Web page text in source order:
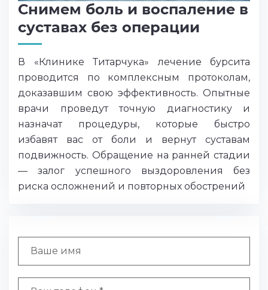
Снимем боль и воспаление в
суставах без операции
В «Клинике Титарчука» лечение бурсита
проводится по комплексным протоколам,
доказавшим свою эффективность. Опытные
врачи проведут точную диагностику и
назначат процедуры, которые быстро
избавят вас от боли и вернут суставам
подвижность. Обращение на ранней стадии
— залог успешного выздоровления без
риска осложнений и повторных обострений